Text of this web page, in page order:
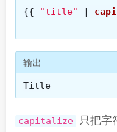
{{ "title" |
输出
capitalize
只把字